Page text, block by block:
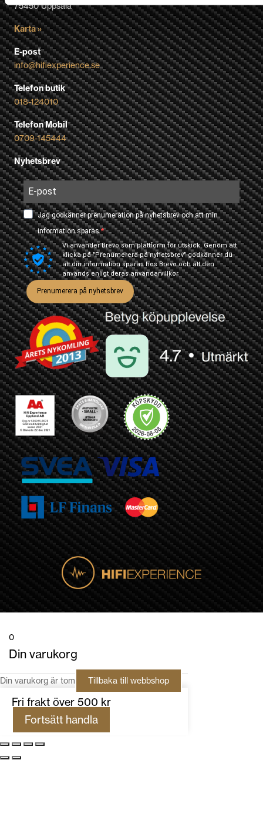
75450 Uppsala
Karta »
E-post
info@hifiexperience.se
Telefon butik
018-124010
Telefon Mobil
0709-145444
Nyhetsbrev
Jag godkänner prenumeration på nyhetsbrev och att min
information sparas.
Vi använder Brevo som plattform för utskick. Genom att
klicka på "Prenumerera på nyhetsbrev" godkänner du
att din information sparas hos Brevo och att den
används enligt derasanvändarvillkor
Prenumerera på nyhetsbrev
0
Din varukorg
Din varukorg är tom Tillbaka till webbshop
Fri frakt över 500 kr
Fortsätt handla